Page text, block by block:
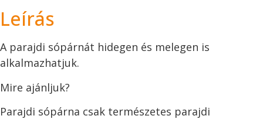
Leírás
A parajdi sópárnát hidegen és melegen is
alkalmazhatjuk.
Mire ajánljuk?
Parajdi sópárna csak természetes parajdi